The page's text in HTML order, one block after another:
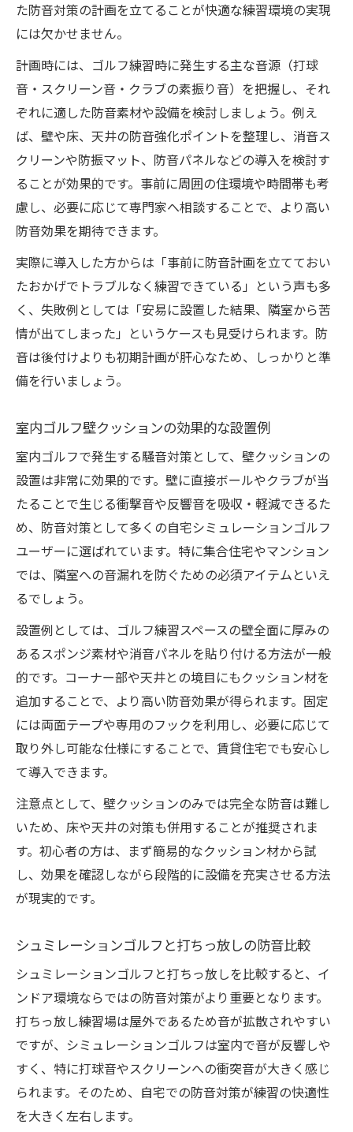
た防音対策の計画を立てることが快適な練習環境の実現
には欠かせません。
計画時には、ゴルフ練習時に発生する主な音源（打球
音・スクリーン音・クラブの素振り音）を把握し、それ
ぞれに適した防音素材や設備を検討しましょう。例え
ば、壁や床、天井の防音強化ポイントを整理し、消音ス
クリーンや防振マット、防音パネルなどの導入を検討す
ることが効果的です。事前に周囲の住環境や時間帯も考
慮し、必要に応じて専門家へ相談することで、より高い
防音効果を期待できます。
実際に導入した方からは「事前に防音計画を立てておい
たおかげでトラブルなく練習できている」という声も多
く、失敗例としては「安易に設置した結果、隣室から苦
情が出てしまった」というケースも見受けられます。防
音は後付けよりも初期計画が肝心なため、しっかりと準
備を行いましょう。
室内ゴルフ壁クッションの効果的な設置例
室内ゴルフで発生する騒音対策として、壁クッションの
設置は非常に効果的です。壁に直接ボールやクラブが当
たることで生じる衝撃音や反響音を吸収・軽減できるた
め、防音対策として多くの自宅シミュレーションゴルフ
ユーザーに選ばれています。特に集合住宅やマンション
では、隣室への音漏れを防ぐための必須アイテムといえ
るでしょう。
設置例としては、ゴルフ練習スペースの壁全面に厚みの
あるスポンジ素材や消音パネルを貼り付ける方法が一般
的です。コーナー部や天井との境目にもクッション材を
追加することで、より高い防音効果が得られます。固定
には両面テープや専用のフックを利用し、必要に応じて
取り外し可能な仕様にすることで、賃貸住宅でも安心し
て導入できます。
注意点として、壁クッションのみでは完全な防音は難し
いため、床や天井の対策も併用することが推奨されま
す。初心者の方は、まず簡易的なクッション材から試
し、効果を確認しながら段階的に設備を充実させる方法
が現実的です。
シュミレーションゴルフと打ちっ放しの防音比較
シュミレーションゴルフと打ちっ放しを比較すると、イ
ンドア環境ならではの防音対策がより重要となります。
打ちっ放し練習場は屋外であるため音が拡散されやすい
ですが、シミュレーションゴルフは室内で音が反響しや
すく、特に打球音やスクリーンへの衝突音が大きく感じ
られます。そのため、自宅での防音対策が練習の快適性
を大きく左右します。